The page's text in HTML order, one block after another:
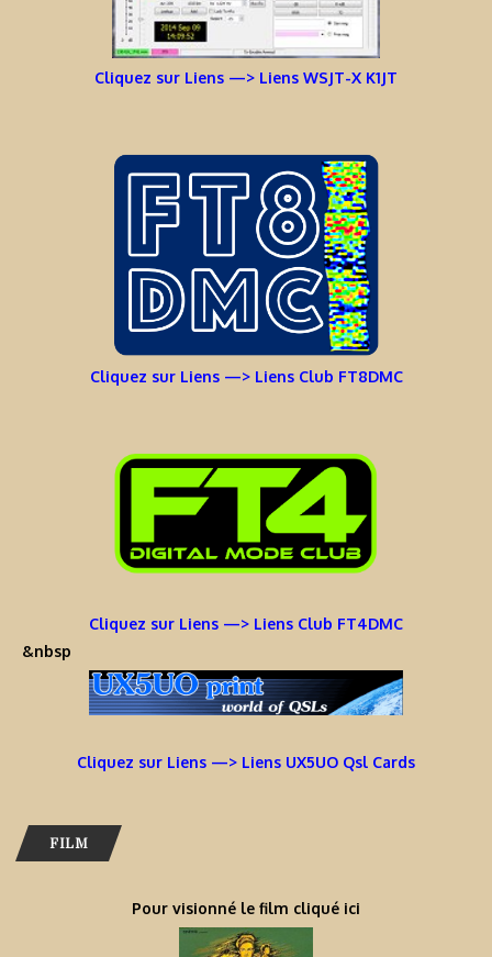
Cliquez sur Liens —> Liens WSJT-X K1JT
Cliquez sur Liens —> Liens Club FT8DMC
Cliquez sur Liens —> Liens Club FT4DMC
&nbsp
Cliquez sur Liens —> Liens UX5UO Qsl Cards
FILM
Pour visionné le film cliqué ici